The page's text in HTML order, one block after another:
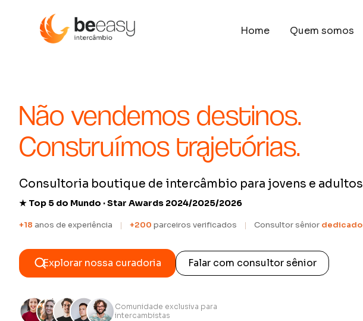
Home Quem somos
Não vendemos destinos.
Construímos trajetórias.
Consultoria boutique de intercâmbio para jovens e adultos
★ Top 5 do Mundo · Star Awards 2024/2025/2026
+18 anos de experiência +200 parceiros verificados Consultor sênior dedicado
Explorar nossa curadoria Falar com consultor sênior
Comunidade exclusiva para
intercambistas